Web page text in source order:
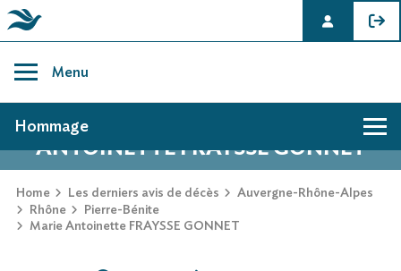
content
Menu
AVIS DE DÉCÈS DE MARIE
ANTOINETTE FRAYSSE GONNET
Home Les derniers avis de décès
Auvergne-Rhône-Alpes
Rhône
Pierre-Bénite
Marie Antoinette FRAYSSE GONNET
Hommage